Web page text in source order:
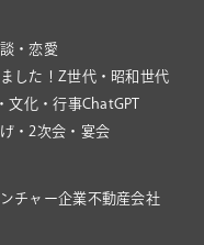
・恋愛
した！ Z世代・昭和世代
文化・行事ChatGPT
・2次会・宴会
チャー企業不動産会社